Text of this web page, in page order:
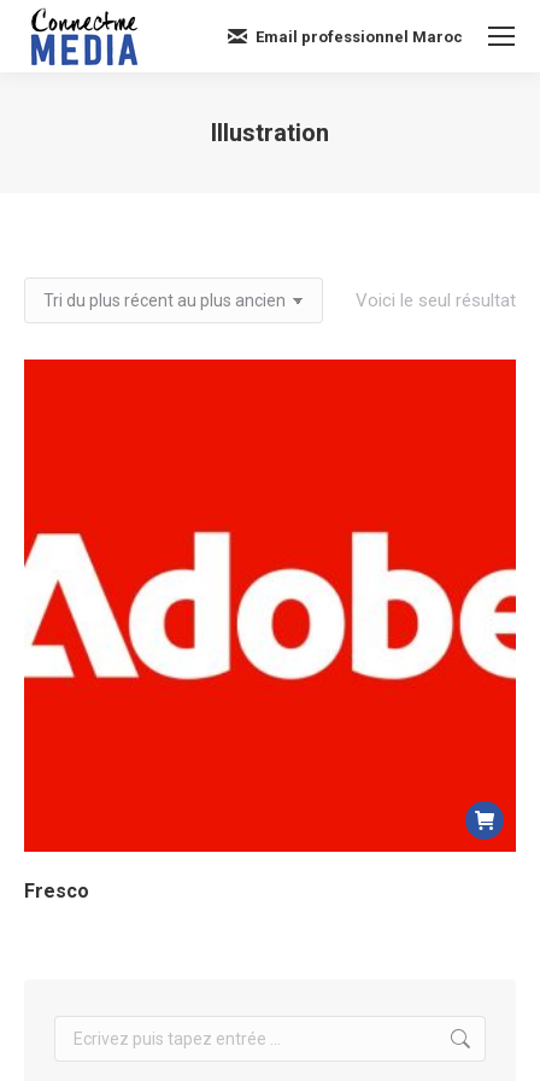
Email professionnel Maroc
Illustration
Voici le seul résultat
Fresco
Search: